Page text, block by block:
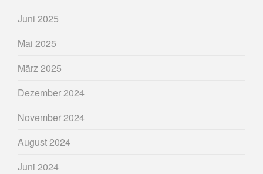
Juni 2025
Mai 2025
März 2025
Dezember 2024
November 2024
August 2024
Juni 2024